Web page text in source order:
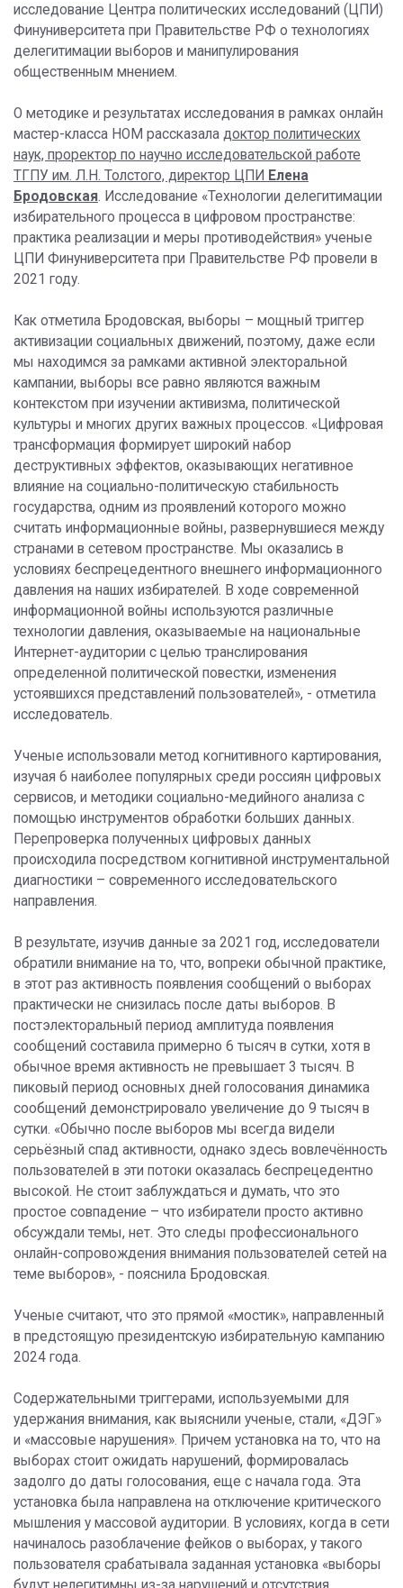
исследование Центра политических исследований (ЦПИ)
Финуниверситета при Правительстве РФ о технологиях
делегитимации выборов и манипулирования
общественным мнением.
О методике и результатах исследования в рамках онлайн
мастер-класса НОМ рассказала доктор политических
наук, проректор по научно исследовательской работе
ТГПУ им. Л.Н. Толстого, директор ЦПИ Елена
Бродовская. Исследование «Технологии делегитимации
избирательного процесса в цифровом пространстве:
практика реализации и меры противодействия» ученые
ЦПИ Финуниверситета при Правительстве РФ провели в
2021 году.
Как отметила Бродовская, выборы – мощный триггер
активизации социальных движений, поэтому, даже если
мы находимся за рамками активной электоральной
кампании, выборы все равно являются важным
контекстом при изучении активизма, политической
культуры и многих других важных процессов. «Цифровая
трансформация формирует широкий набор
деструктивных эффектов, оказывающих негативное
влияние на социально-политическую стабильность
государства, одним из проявлений которого можно
считать информационные войны, развернувшиеся между
странами в сетевом пространстве. Мы оказались в
условиях беспрецедентного внешнего информационного
давления на наших избирателей. В ходе современной
информационной войны используются различные
технологии давления, оказываемые на национальные
Интернет-аудитории с целью транслирования
определенной политической повестки, изменения
устоявшихся представлений пользователей», - отметила
исследователь.
Ученые использовали метод когнитивного картирования,
изучая 6 наиболее популярных среди россиян цифровых
сервисов, и методики социально-медийного анализа с
помощью инструментов обработки больших данных.
Перепроверка полученных цифровых данных
происходила посредством когнитивной инструментальной
диагностики – современного исследовательского
направления.
В результате, изучив данные за 2021 год, исследователи
обратили внимание на то, что, вопреки обычной практике,
в этот раз активность появления сообщений о выборах
практически не снизилась после даты выборов. В
постэлекторальный период амплитуда появления
сообщений составила примерно 6 тысяч в сутки, хотя в
обычное время активность не превышает 3 тысяч. В
пиковый период основных дней голосования динамика
сообщений демонстрировало увеличение до 9 тысяч в
сутки. «Обычно после выборов мы всегда видели
серьёзный спад активности, однако здесь вовлечённость
пользователей в эти потоки оказалась беспрецедентно
высокой. Не стоит заблуждаться и думать, что это
простое совпадение – что избиратели просто активно
обсуждали темы, нет. Это следы профессионального
онлайн-сопровождения внимания пользователей сетей на
теме выборов», - пояснила Бродовская.
Ученые считают, что это прямой «мостик», направленный
в предстоящую президентскую избирательную кампанию
2024 года.
Содержательными триггерами, используемыми для
удержания внимания, как выяснили ученые, стали, «ДЭГ»
и «массовые нарушения». Причем установка на то, что на
выборах стоит ожидать нарушений, формировалась
задолго до даты голосования, еще с начала года. Эта
установка была направлена на отключение критического
мышления у массовой аудитории. В условиях, когда в сети
начиналось разоблачение фейков о выборах, у такого
пользователя срабатывала заданная установка «выборы